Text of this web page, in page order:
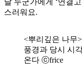
스러워요.
<뿌리깊은 나무
풍경과 당시 시
온다 ⓒfrice